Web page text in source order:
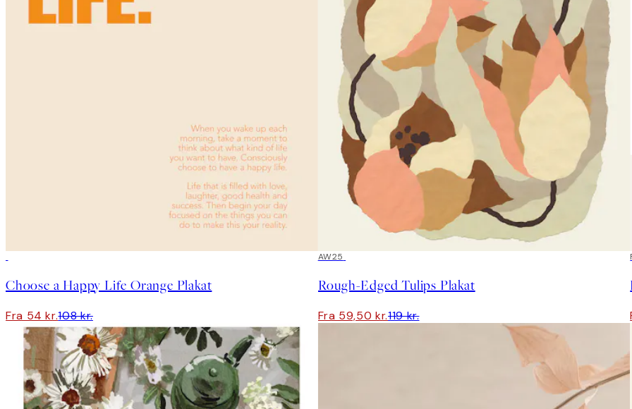
Choose a Happy Life Orange Plakat
Fra 54 kr.108 kr.
50%*
AW25
Rough-Edged Tulips Plakat
Fra 59,50 kr.119 kr.